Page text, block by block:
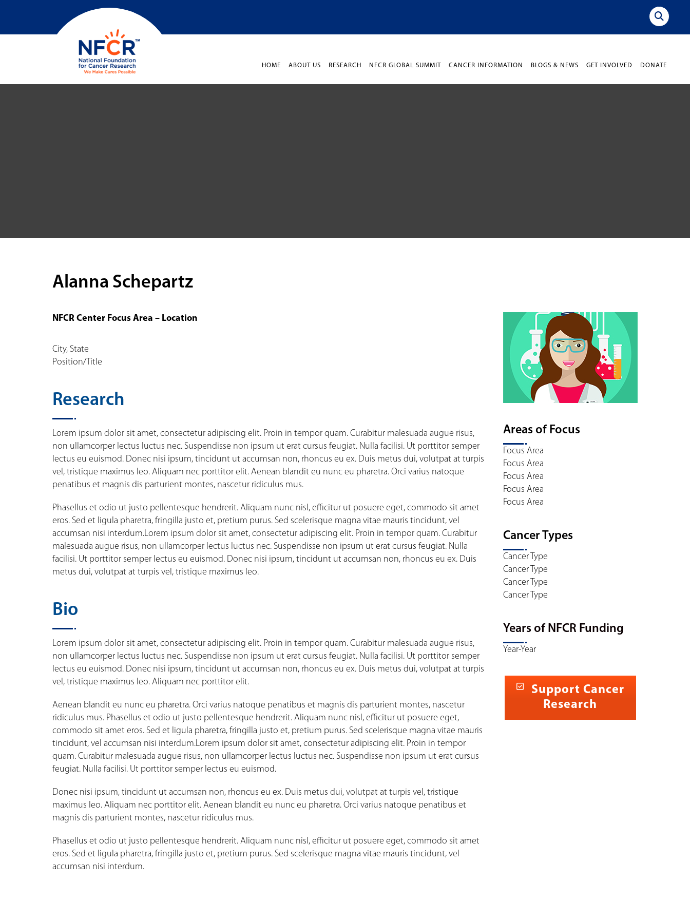
HOME ABOUT US RESEARCH NFCR GLOBAL SUMMIT CANCER INFORMATION BLOGS & NEWS GET INVOLVED DONATE
Alanna Schepartz
NFCR Center Focus Area – Location
City, State
Position/Title
Research
Lorem ipsum dolor sit amet, consectetur adipiscing elit. Proin in tempor quam. Curabitur malesuada augue risus,
non ullamcorper lectus luctus nec. Suspendisse non ipsum ut erat cursus feugiat. Nulla facilisi. Ut porttitor semper
lectus eu euismod. Donec nisi ipsum, tincidunt ut accumsan non, rhoncus eu ex. Duis metus dui, volutpat at turpis
vel, tristique maximus leo. Aliquam nec porttitor elit. Aenean blandit eu nunc eu pharetra. Orci varius natoque
penatibus et magnis dis parturient montes, nascetur ridiculus mus.
Phasellus et odio ut justo pellentesque hendrerit. Aliquam nunc nisl, efficitur ut posuere eget, commodo sit amet
eros. Sed et ligula pharetra, fringilla justo et, pretium purus. Sed scelerisque magna vitae mauris tincidunt, vel
accumsan nisi interdum.Lorem ipsum dolor sit amet, consectetur adipiscing elit. Proin in tempor quam. Curabitur
malesuada augue risus, non ullamcorper lectus luctus nec. Suspendisse non ipsum ut erat cursus feugiat. Nulla
facilisi. Ut porttitor semper lectus eu euismod. Donec nisi ipsum, tincidunt ut accumsan non, rhoncus eu ex. Duis
metus dui, volutpat at turpis vel, tristique maximus leo.
Bio
Lorem ipsum dolor sit amet, consectetur adipiscing elit. Proin in tempor quam. Curabitur malesuada augue risus,
non ullamcorper lectus luctus nec. Suspendisse non ipsum ut erat cursus feugiat. Nulla facilisi. Ut porttitor semper
lectus eu euismod. Donec nisi ipsum, tincidunt ut accumsan non, rhoncus eu ex. Duis metus dui, volutpat at turpis
vel, tristique maximus leo. Aliquam nec porttitor elit.
Aenean blandit eu nunc eu pharetra. Orci varius natoque penatibus et magnis dis parturient montes, nascetur
ridiculus mus. Phasellus et odio ut justo pellentesque hendrerit. Aliquam nunc nisl, efficitur ut posuere eget,
commodo sit amet eros. Sed et ligula pharetra, fringilla justo et, pretium purus. Sed scelerisque magna vitae mauris
tincidunt, vel accumsan nisi interdum.Lorem ipsum dolor sit amet, consectetur adipiscing elit. Proin in tempor
quam. Curabitur malesuada augue risus, non ullamcorper lectus luctus nec. Suspendisse non ipsum ut erat cursus
feugiat. Nulla facilisi. Ut porttitor semper lectus eu euismod.
Donec nisi ipsum, tincidunt ut accumsan non, rhoncus eu ex. Duis metus dui, volutpat at turpis vel, tristique
maximus leo. Aliquam nec porttitor elit. Aenean blandit eu nunc eu pharetra. Orci varius natoque penatibus et
magnis dis parturient montes, nascetur ridiculus mus.
Phasellus et odio ut justo pellentesque hendrerit. Aliquam nunc nisl, efficitur ut posuere eget, commodo sit amet
eros. Sed et ligula pharetra, fringilla justo et, pretium purus. Sed scelerisque magna vitae mauris tincidunt, vel
accumsan nisi interdum.
Areas of Focus
Focus Area
Focus Area
Focus Area
Focus Area
Focus Area
Cancer Types
Cancer Type
Cancer Type
Cancer Type
Cancer Type
Years of NFCR Funding
Year-Year
Support Cancer
Research